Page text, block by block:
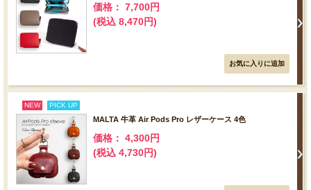
価格： 7,700円
(税込 8,470円)
NEW PICK UP
MALTA 牛革 Air Pods Pro レザーケース 4色
価格： 4,300円
(税込 4,730円)